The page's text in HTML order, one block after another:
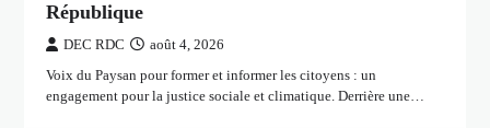
République
DEC RDC août 4, 2026
Voix du Paysan pour former et informer les citoyens : un
engagement pour la justice sociale et climatique. Derrière une…